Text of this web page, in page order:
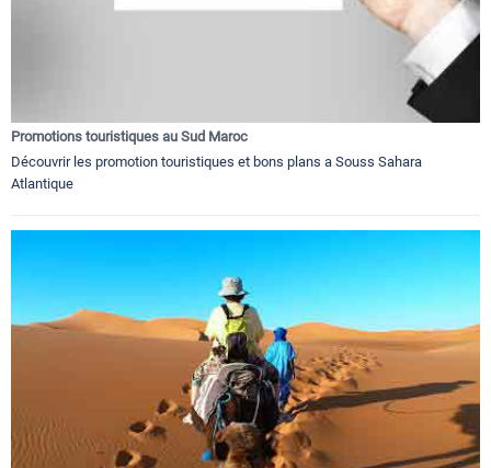
Promotions touristiques au Sud Maroc
Découvrir les promotion touristiques et bons plans a Souss Sahara
Atlantique